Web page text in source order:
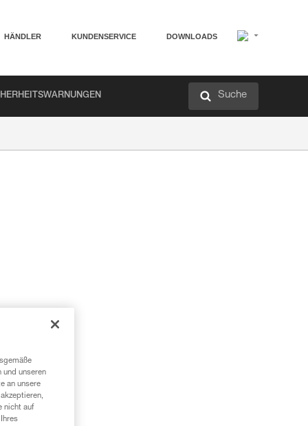
HÄNDLER KUNDENSERVICE DOWNLOADS
Suche
und unseren
an unsere
nicht auf